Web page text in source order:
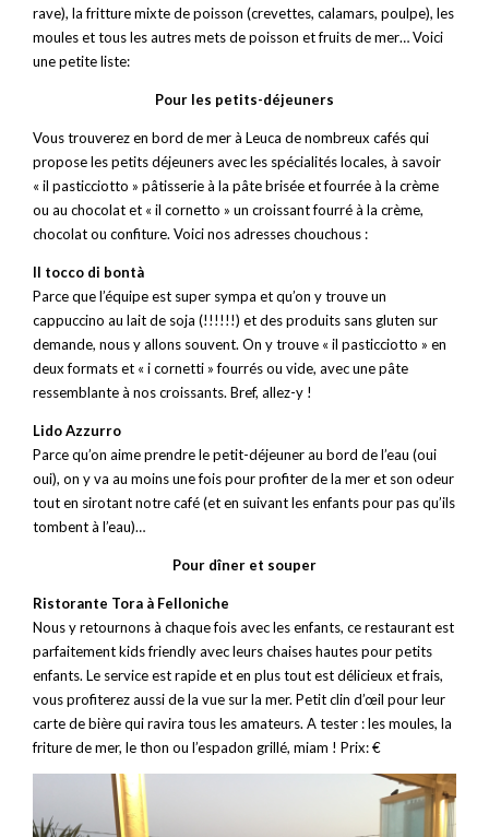
rave), la fritture mixte de poisson (crevettes, calamars, poulpe), les
moules et tous les autres mets de poisson et fruits de mer… Voici
une petite liste:
Pour les petits-déjeuners
Vous trouverez en bord de mer à Leuca de nombreux cafés qui
propose les petits déjeuners avec les spécialités locales, à savoir
« il pasticciotto » pâtisserie à la pâte brisée et fourrée à la crème
ou au chocolat et « il cornetto » un croissant fourré à la crème,
chocolat ou confiture. Voici nos adresses chouchous :
Il tocco di bontà
Parce que l’équipe est super sympa et qu’on y trouve un
cappuccino au lait de soja (!!!!!!) et des produits sans gluten sur
demande, nous y allons souvent. On y trouve « il pasticciotto » en
deux formats et « i cornetti » fourrés ou vide, avec une pâte
ressemblante à nos croissants. Bref, allez-y !
Lido Azzurro
Parce qu’on aime prendre le petit-déjeuner au bord de l’eau (oui
oui), on y va au moins une fois pour profiter de la mer et son odeur
tout en sirotant notre café (et en suivant les enfants pour pas qu’ils
tombent à l’eau)…
Pour dîner et souper
Ristorante Tora à Felloniche
Nous y retournons à chaque fois avec les enfants, ce restaurant est
parfaitement kids friendly avec leurs chaises hautes pour petits
enfants. Le service est rapide et en plus tout est délicieux et frais,
vous profiterez aussi de la vue sur la mer. Petit clin d’œil pour leur
carte de bière qui ravira tous les amateurs. A tester : les moules, la
friture de mer, le thon ou l’espadon grillé, miam ! Prix: €